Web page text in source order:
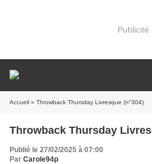
Publicité
Accueil » Throwback Thursday Livresque (n°304)
Throwback Thursday
Publié le 27/02/2025 à 07:00
Par Carole94p